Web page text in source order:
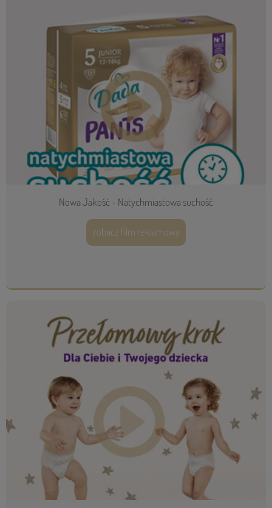
Nowa Jakość - Natychmiastowa suchość
zobacz film reklamowy